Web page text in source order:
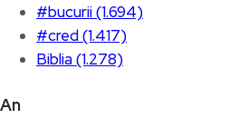
#bucurii (1.694)
#cred (1.417)
Biblia (1.278)
An